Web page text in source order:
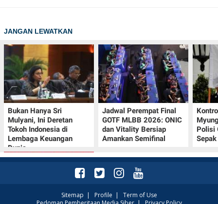
JANGAN LEWATKAN
Bukan Hanya Sri
Mulyani, Ini Deretan
Tokoh Indonesia di
Lembaga Keuangan
Dunia
Jadwal Perempat Final
GOTF MLBB 2026: ONIC
dan Vitality Bersiap
Amankan Semifinal
Polisi
Sitemap | Profile | Term of Use